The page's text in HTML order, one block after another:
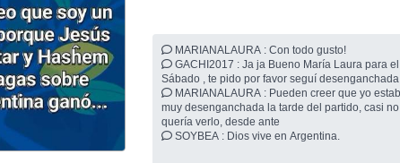
MARIANALAURA : Con todo gusto!
GACHI2017 : Ja ja Bueno María Laura para el
Sábado , te pido por favor seguí desenganchada
MARIANALAURA : Pueden creer que yo estaba
muy desenganchada la tarde del partido, casi no
quería verlo, desde ante
SOYBEA : Dios vive en Argentina.